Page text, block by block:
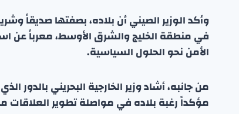
وأكد الوزير الصيني أن بلاده، بصفتها صديقاً
في منطقة الخليج والشرق الأوسط، معرباً عن
الأمن نحو الحلول السياسية.
من جانبه، أشاد وزير الخارجية البحريني بالدور
مؤكداً رغبة بلاده في مواصلة تطوير العلاقات